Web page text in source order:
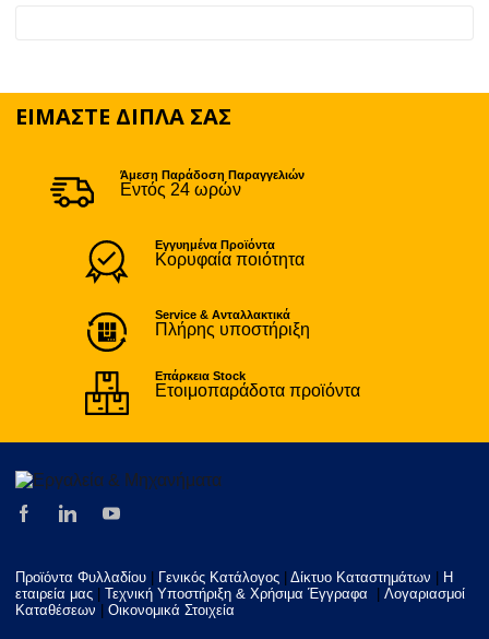
τΕΙΜΑΣΤΕ ΔΙΠΛΑ ΣΑΣ
Άμεση Παράδοση Παραγγελιών
Εντός 24 ωρών
Εγγυημένα Προϊόντα
Κορυφαία ποιότητα
Service & Ανταλλακτικά
Πλήρης υποστήριξη
Επάρκεια Stock
Ετοιμοπαράδοτα προϊόντα
Προϊόντα Φυλλαδίου Γενικός Κατάλογος Δίκτυο Καταστημάτων
Η
εταιρεία μας
Τεχνική Υποστήριξη & Χρήσιμα Έγγραφα
Λογαριασμοί
Καταθέσεων
Οικονομικά Στοιχεία